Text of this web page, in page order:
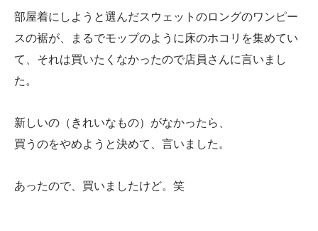
部屋着にしようと選んだスウェットのロングのワンピー
スの裾が、まるでモップのように床のホコリを集めてい
て、それは買いたくなかったので店員さんに言いまし
た。
新しいの（きれいなもの）がなかったら、
買うのをやめようと決めて、言いました。
あったので、買いましたけど。笑